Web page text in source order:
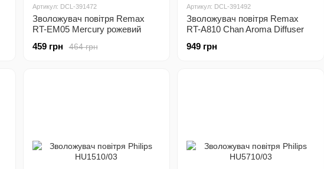
Артикул: DCL-391472
Зволожувач повітря Remax
RT-EM05 Mercury рожевий
464 грн
459 грн
Артикул: DCL-391492
Зволожувач повітря Remax
RT-A810 Chan Aroma Diffuser
949 грн